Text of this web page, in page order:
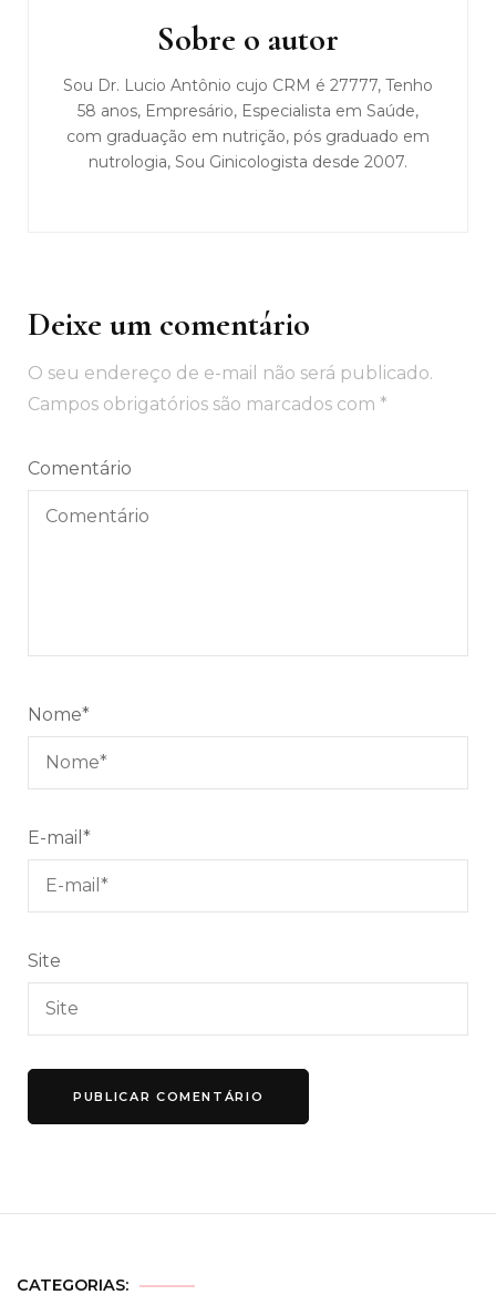
Sobre o autor
Sou Dr. Lucio Antônio cujo CRM é 27777, Tenho
58 anos, Empresário, Especialista em Saúde,
com graduação em nutrição, pós graduado em
nutrologia, Sou Ginicologista desde 2007.
Deixe um comentário
O seu endereço de e-mail não será publicado.
Campos obrigatórios são marcados com *
Comentário
Nome*
E-mail *
Site
CATEGORIAS: